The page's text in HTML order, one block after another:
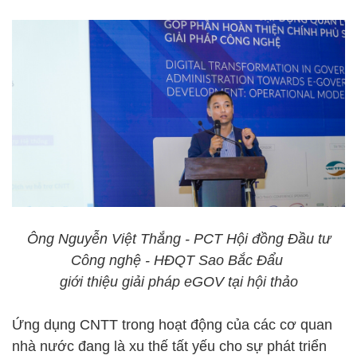
Ông Nguyễn Việt Thắng - PCT Hội đồng Đầu tư
Công nghệ - HĐQT Sao Bắc Đẩu
giới thiệu giải pháp eGOV tại hội thảo
Ứng dụng CNTT trong hoạt động của các cơ quan
nhà nước đang là xu thế tất yếu cho sự phát triển